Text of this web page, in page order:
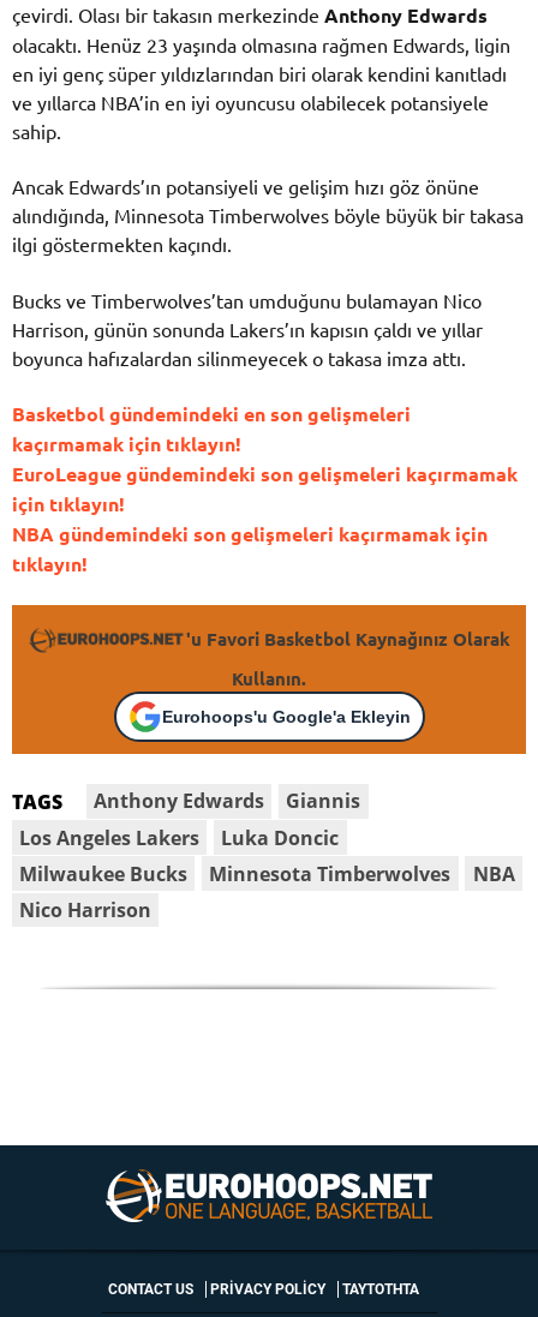
çevirdi. Olası bir takasın merkezinde Anthony Edwards
olacaktı. Henüz 23 yaşında olmasına rağmen Edwards, ligin
en iyi genç süper yıldızlarından biri olarak kendini kanıtladı
ve yıllarca NBA’in en iyi oyuncusu olabilecek potansiyele
sahip.
Ancak Edwards’ın potansiyeli ve gelişim hızı göz önüne
alındığında, Minnesota Timberwolves böyle büyük bir takasa
ilgi göstermekten kaçındı.
Bucks ve Timberwolves’tan umduğunu bulamayan Nico
Harrison, günün sonunda Lakers’ın kapısın çaldı ve yıllar
boyunca hafızalardan silinmeyecek o takasa imza attı.
Basketbol gündemindeki en son gelişmeleri
kaçırmamak için tıklayın!
EuroLeague gündemindeki son gelişmeleri kaçırmamak
için tıklayın!
NBA gündemindeki son gelişmeleri kaçırmamak için
tıklayın!
'u Favori Basketbol Kaynağınız Olarak
Kullanın.
Eurohoops'u Google'a Ekleyin
TAGS Anthony Edwards
Giannis
Los Angeles Lakers
Luka Doncic
Milwaukee Bucks
Minnesota Timberwolves
NBA
Nico Harrison
CONTACT US PRIVACY POLICY ΤΑΥΤΟΤΗΤΑ